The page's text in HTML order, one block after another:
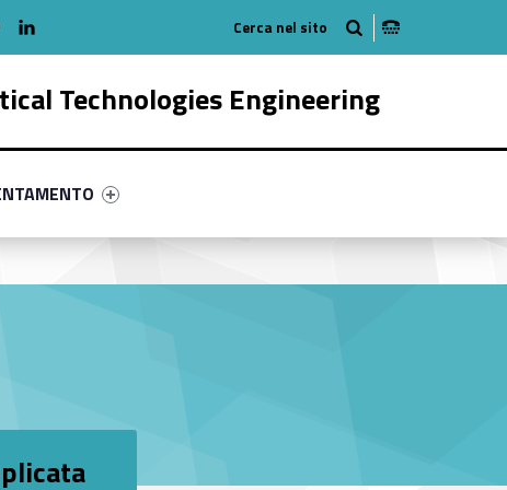
Technologies Engineering
30919-58
#link-menu-primary-65832-68
on Youtube
Radio